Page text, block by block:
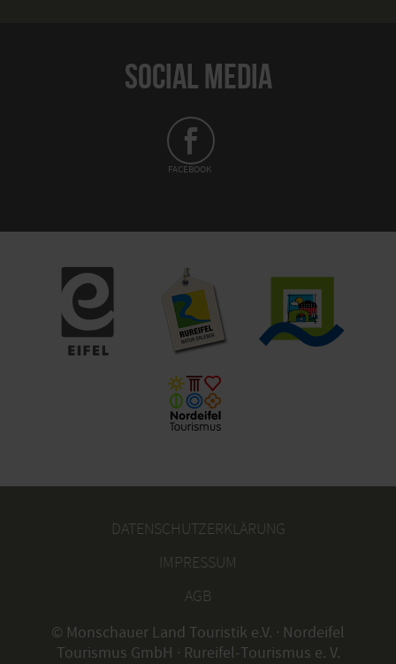
SOCIAL MEDIA
FACEBOOK
DATENSCHUTZERKLÄRUNG
IMPRESSUM
AGB
© Monschauer Land Touristik e.V. · Nordeifel
Tourismus GmbH · Rureifel-Tourismus e. V.